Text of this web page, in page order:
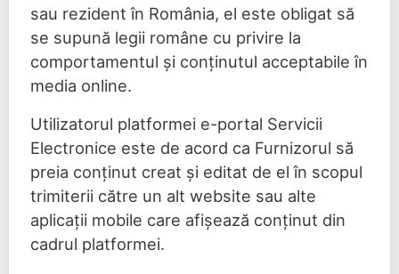
sau rezident în România, el este obligat să
se supună legii române cu privire la
comportamentul și conținutul acceptabile în
media online.
Utilizatorul platformei e-portal Servicii
Electronice este de acord ca Furnizorul să
preia conținut creat și editat de el în scopul
trimiterii către un alt website sau alte
aplicații mobile care afișează conținut din
cadrul platformei.